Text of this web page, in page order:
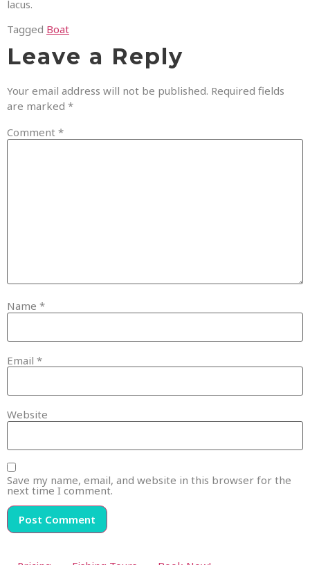
lacus.
Tagged Boat
Leave a Reply
Your email address will not be published. Required fields
are marked *
Comment *
Name *
Email *
Website
Save my name, email, and website in this browser for the
next time I comment.